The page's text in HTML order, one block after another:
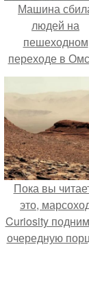
Машина
людей на
пешеходном
переходе в
пострадали 8
человек.
Пока вы
это,
Curiosity
очередную